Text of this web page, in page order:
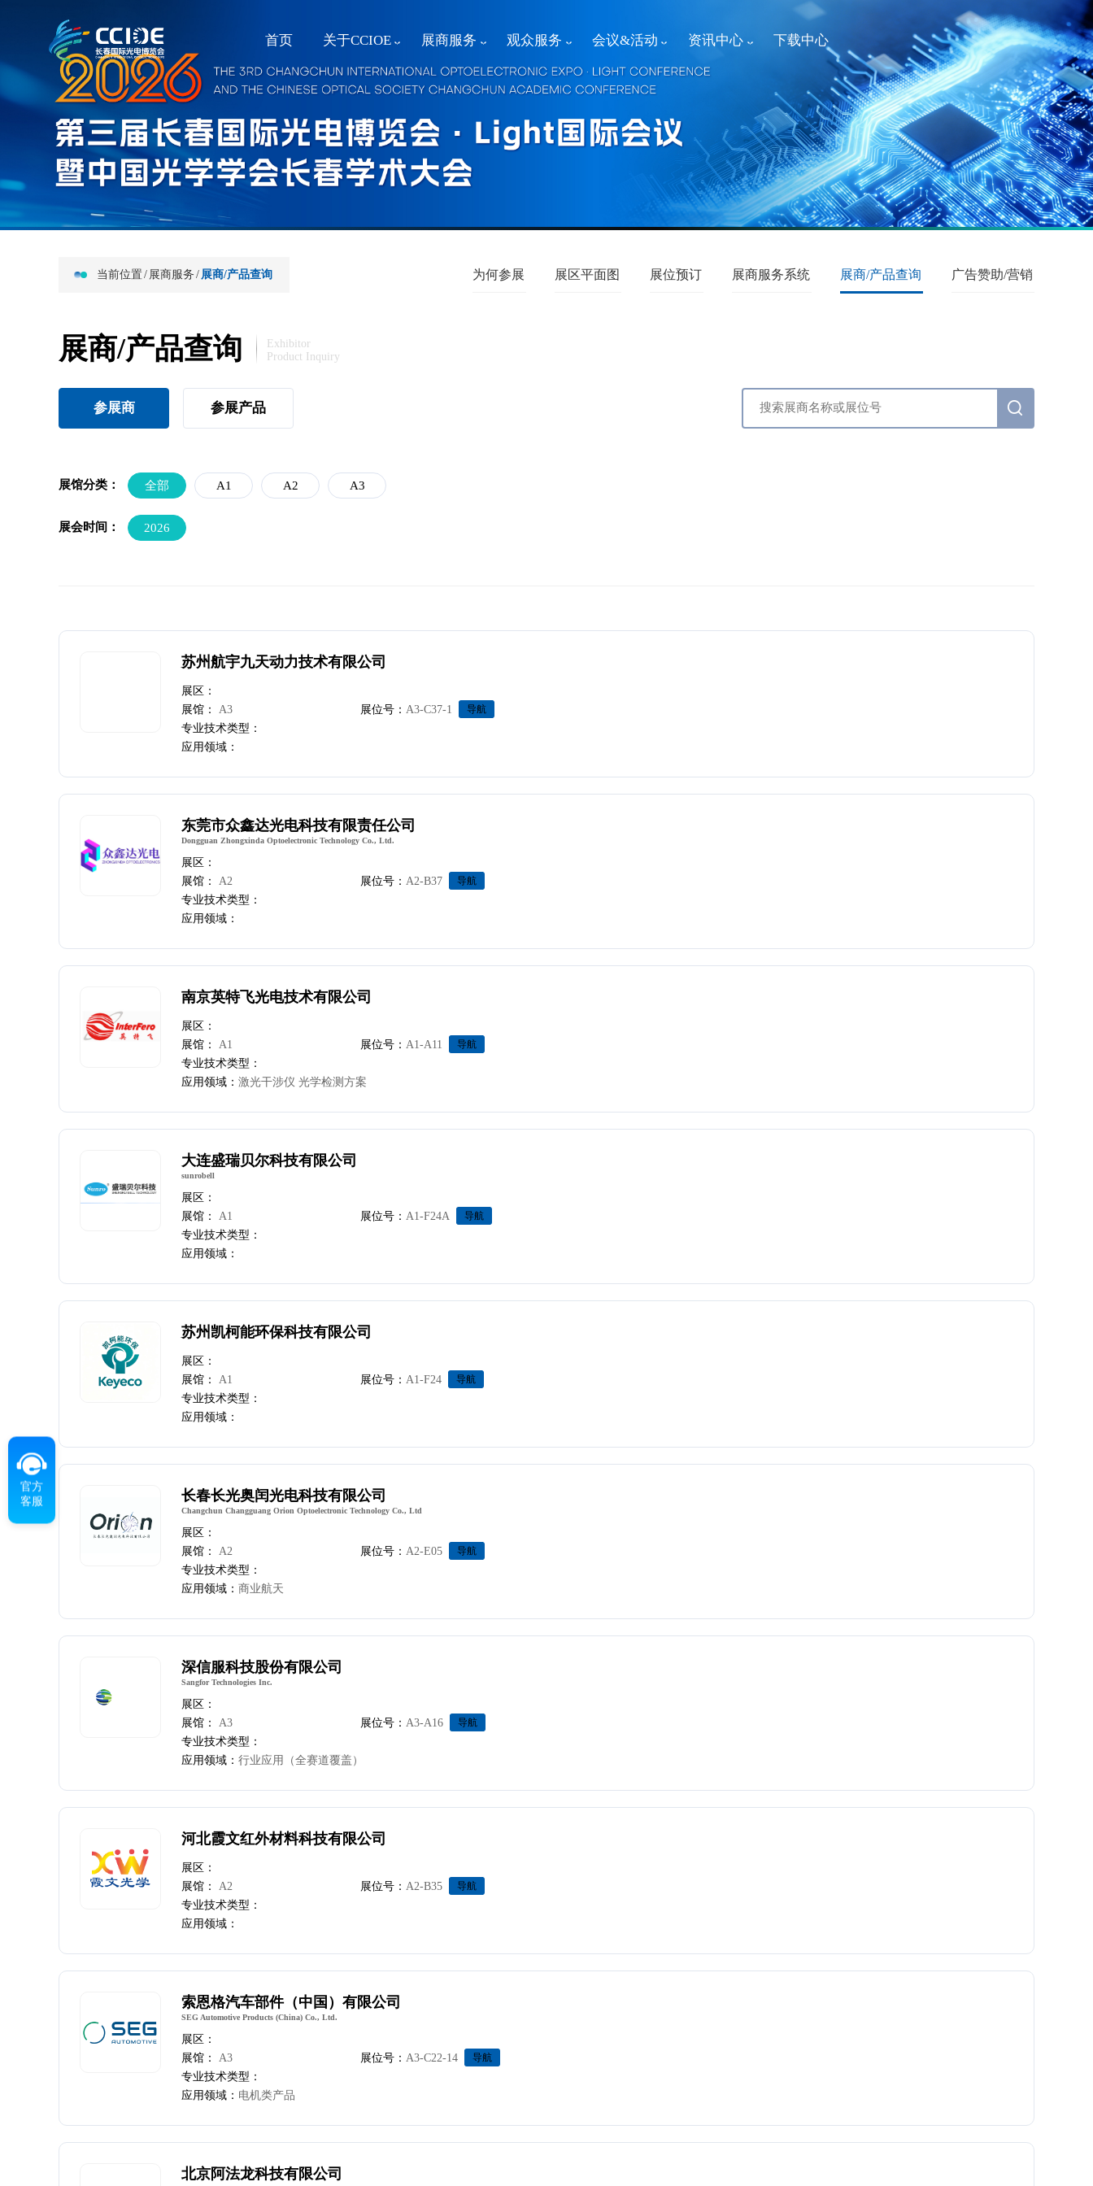
首页 关于CCIOE 展商服务 观众服务 会议&活动 资讯中心 下载中心
当前位置/ 展商服务 / 展商/产品查询 为何参展 展区平面图 展位预订 展商服务系统 展商/产品查询 广告赞助/营销
展商/产品查询
Exhibitor
Product Inquiry
参展商 参展产品
展馆分类： 全部 A1 A2 A3
展会时间： 2026
苏州航宇九天动力技术有限公司
展区：
展馆：
A3 展位号： A3-C37-1 导航
专业技术类型：
应用领域：
东莞市众鑫达光电科技有限责任公司
Dongguan Zhongxinda Optoelectronic Technology Co., Ltd.
展区：
展馆：
A2 展位号： A2-B37 导航
专业技术类型：
应用领域：
南京英特飞光电技术有限公司
展区：
展馆：
A1 展位号： A1-A11 导航
专业技术类型：
应用领域： 激光干涉仪 光学检测方案
大连盛瑞贝尔科技有限公司
sunrobell
展区：
展馆：
A1 展位号： A1-F24A 导航
专业技术类型：
应用领域：
苏州凯柯能环保科技有限公司
展区：
展馆：
A1 展位号： A1-F24 导航
专业技术类型：
应用领域：
长春长光奥闰光电科技有限公司
Changchun Changguang Orion Optoelectronic Technology Co., Ltd
展区：
展馆：
A2 展位号： A2-E05 导航
专业技术类型：
应用领域： 商业航天
深信服科技股份有限公司
Sangfor Technologies Inc.
展区：
展馆：
A3 展位号： A3-A16 导航
专业技术类型：
应用领域： 行业应用（全赛道覆盖）
河北霞文红外材料科技有限公司
展区：
展馆：
A2 展位号： A2-B35 导航
专业技术类型：
应用领域：
索恩格汽车部件（中国）有限公司
SEG Automotive Products (China) Co., Ltd.
展区：
展馆：
A3 展位号： A3-C22-14 导航
专业技术类型：
应用领域： 电机类产品
北京阿法龙科技有限公司
官方
客服